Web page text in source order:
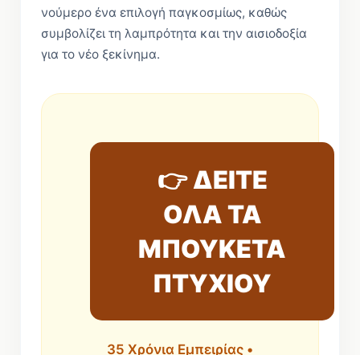
νούμερο ένα επιλογή παγκοσμίως, καθώς
συμβολίζει τη λαμπρότητα και την αισιοδοξία
για το νέο ξεκίνημα.
👉 ΔΕΙΤΕ
ΟΛΑ ΤΑ
ΜΠΟΥΚΕΤΑ
ΠΤΥΧΙΟΥ
35 Χρόνια Εμπειρίας •